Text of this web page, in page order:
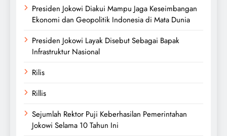
Presiden Jokowi Diakui Mampu Jaga Keseimbangan
Ekonomi dan Geopolitik Indonesia di Mata Dunia
Presiden Jokowi Layak Disebut Sebagai Bapak
Infrastruktur Nasional
Rilis
Rillis
Sejumlah Rektor Puji Keberhasilan Pemerintahan
Jokowi Selama 10 Tahun Ini